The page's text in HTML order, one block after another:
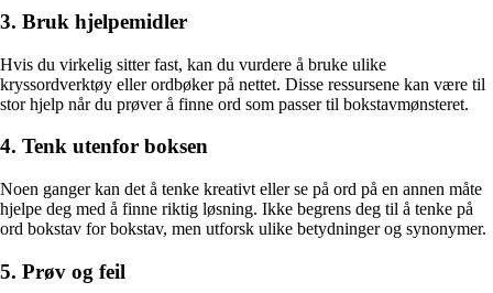
3. Bruk hjelpemidler
Hvis du virkelig sitter fast, kan du vurdere å bruke ulike
kryssordverktøy eller ordbøker på nettet. Disse ressursene kan være til
stor hjelp når du prøver å finne ord som passer til bokstavmønsteret.
4. Tenk utenfor boksen
Noen ganger kan det å tenke kreativt eller se på ord på en annen måte
hjelpe deg med å finne riktig løsning. Ikke begrens deg til å tenke på
ord bokstav for bokstav, men utforsk ulike betydninger og synonymer.
5. Prøv og feil